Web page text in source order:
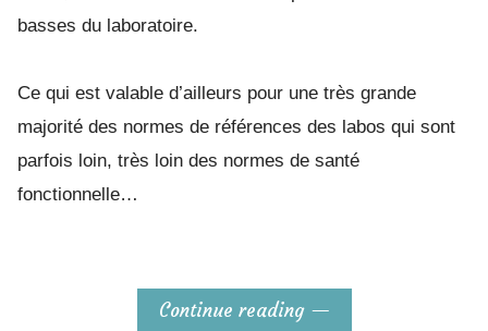
basses du laboratoire.
Ce qui est valable d’ailleurs pour une très grande
majoritédes normes de références des labos qui sont
parfois loin, très loin des normes de santé
fonctionnelle…
Continue reading